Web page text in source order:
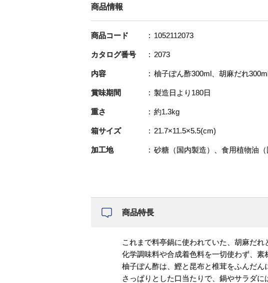
商品情報
商品コード 1052112073
カタログ番号 2073
内容 柚子ぽん酢300ml、胡麻だれ
賞味期間 製造日より180日
重さ 約1.3kg
箱サイズ 21.7×11.5×5.5(cm)
加工地 砂糖（国内製造）、食用植物油（
商品特長
これまで料亭鍋に使われていた、胡麻だれ
化学調味料や合成着色料を一切使わず、素
柚子ぽん酢は、鰹と昆布と椎茸をふんだん
さっぱりとした口当たりで、鍋やサラダに